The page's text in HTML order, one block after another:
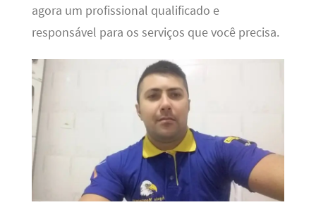
agora um profissional qualificado e
responsável para os serviços que você precisa.